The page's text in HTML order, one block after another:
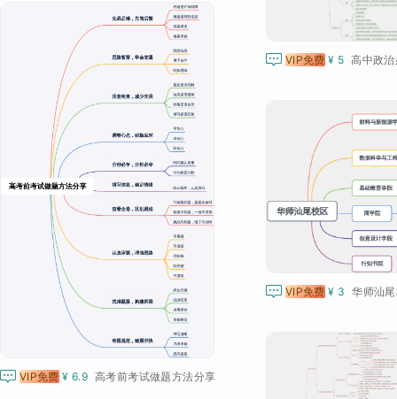
 VIP免费 ¥ 5 高中政
 VIP免费 ¥ 6.9 高考前考试做题方法分享
 VIP免费 ¥ 3 华师汕